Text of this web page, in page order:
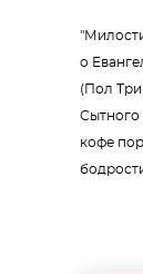
о
(Пол
Сытного
кофе